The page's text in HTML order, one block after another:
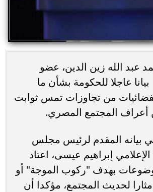
عبد الله زين الدين، عضو
عاجلا للحكومة بشأن ما
من تجاوزات تمس ثوابت
أعراف المجتمع المصري.
بيانه المقدم لرئيس مجلس
إبراهيم عيسى، اعتاد
بهدف "ركوب الموجة" أو
مثارا لحديث المجتمع، مؤكدا أن